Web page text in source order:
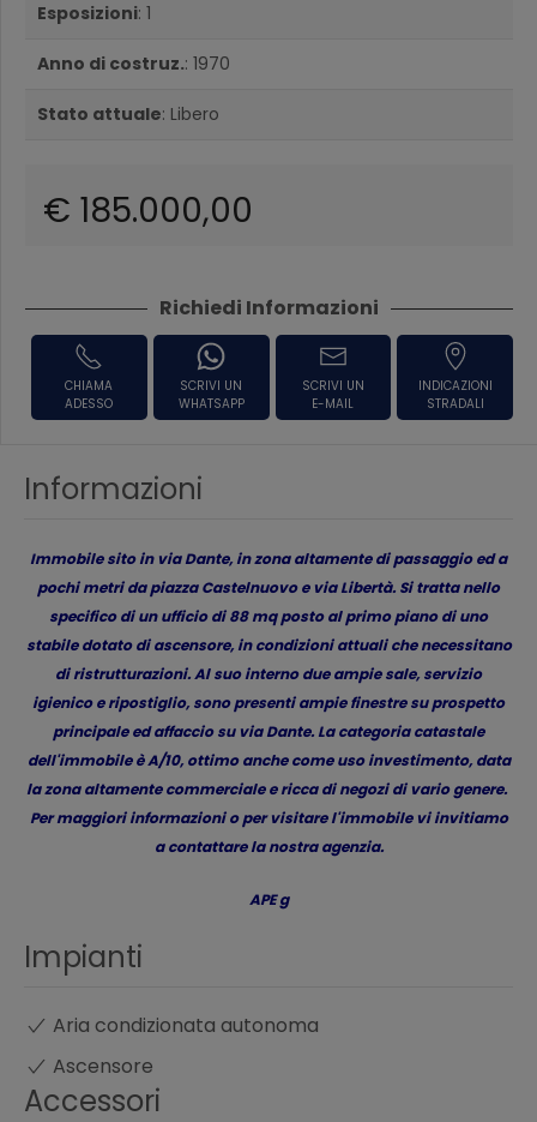
Esposizioni: 1
Anno di costruz.: 1970
Stato attuale: Libero
€ 185.000,00
Richiedi Informazioni
CHIAMA
ADESSO
SCRIVI UN
WHATSAPP
SCRIVI UN
E-MAIL
INDICAZIONI
STRADALI
Informazioni
Immobile sito in via Dante, in zona altamente di passaggio ed a
pochi metri da piazza Castelnuovo e via Libertà. Si tratta nello
specifico di un ufficio di 88 mq posto al primo piano di uno
stabile dotato di ascensore, in condizioni attuali che necessitano
di ristrutturazioni. Al suo interno due ampie sale, servizio
igienico e ripostiglio, sono presenti ampie finestre su prospetto
principale ed affaccio su via Dante. La categoria catastale
dell'immobile è A/10, ottimo anche come uso investimento, data
la zona altamente commerciale e ricca di negozi di vario genere.
Per maggiori informazioni o per visitare l'immobile vi invitiamo
a contattare la nostra agenzia.
APE g
Impianti
Aria condizionata autonoma
Ascensore
Accessori